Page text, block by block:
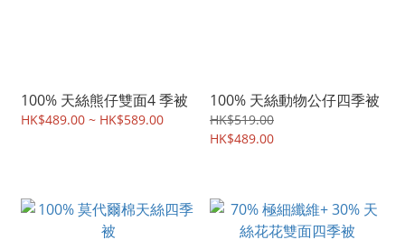
100% 天絲熊仔雙面4 季被
HK$489.00 ~ HK$589.00
100% 天絲動物公仔四季被
HK$519.00
HK$489.00